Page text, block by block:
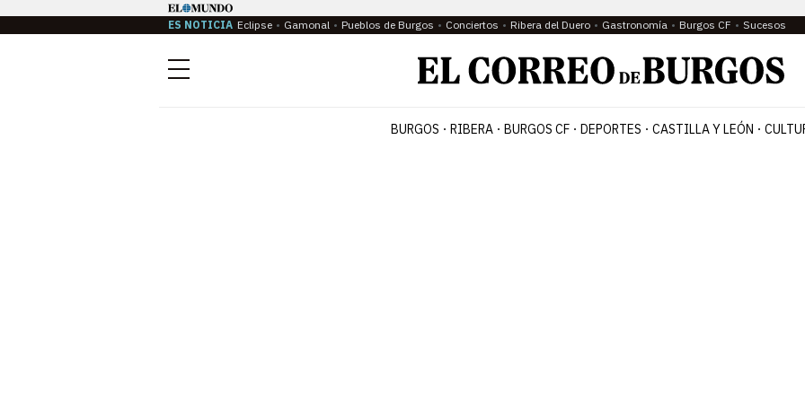
ES NOTICIA Eclipse Gamonal Pueblos de Burgos Conciertos Ribera del Duero Gastronomía Burgos CF Sucesos
Menú
BURGOS RIBERA BURGOS CF DEPORTES CASTILLA Y LEÓN